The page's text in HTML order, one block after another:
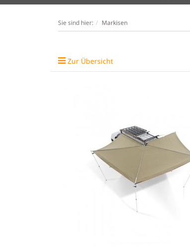
Sie sind hier: Markisen
Zur Übersicht